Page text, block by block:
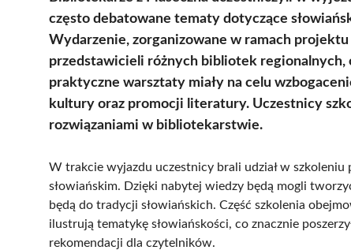
często debatowane tematy dotyczące
Wydarzenie, zorganizowane w ramach projektu
przedstawicieli różnych bibliotek regionalnych,
praktyczne warsztaty miały na celu
kultury oraz promocji literatury. Uczestnicy
rozwiązaniami w bibliotekarstwie.
W trakcie wyjazdu uczestnicy brali udział w
słowiańskim. Dzięki nabytej wiedzy będą mogli
będą do tradycji słowiańskich. Część szkolenia
ilustrują tematykę słowiańskości, co znacznie
rekomendacji dla czytelników.